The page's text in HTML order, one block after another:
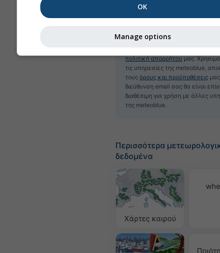
Δεν κοινοποιούμε τη διεύθυνση
πολιτική απορρήτου μας.
τις υπηρεσίες της meteoblue,
τους όρους και προϋποθέσεις
διεύθυνση email σας θα είναι
διαθέσιμη για χρήση με άλλες
της meteoblue.
Περισσότερα
δεδομένα
Χάρτες καιρού
OK
Manage options